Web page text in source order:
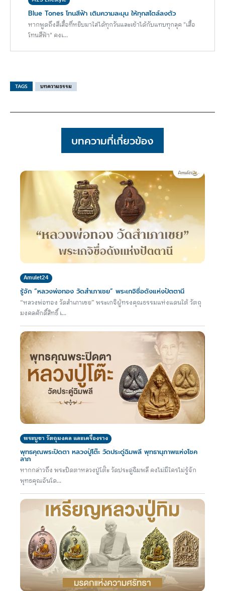
Blue Tones โทนสีฟ้า เติมความละมุน ให้ทุกสไตล์ลงตัว
หากพูดถึงสีเสื้อที่หยิบมาใส่ได้ทุกวันและเข้าได้กับแทบทุกลุค "เสื้อ
โทนสีฟ้า" คงเ...
TAGS บทความธรรม
บทความที่เกี่ยวข้อง
Amulet24
รู้จัก “หลวงพ่อทอง วัดสำเภาเชย” พระเกจิชื่อดังแห่งปัตตานี
“หลวงพ่อทอง วัดสำเภาเชย” พระเกจิผู้ทรงคุณธรรมแห่งแดนใต้ วัตถุ
มงคลศักดิ์สิทธิ์ เ...
พระบูชา วัตถุมงคล และเครื่องราง
พุทธคุณพระปิดตา หลวงปู่โต๊ะ วัดประดู่ฉิมพลี พุทธานุภาพแห่งโชค
ลาภ
หากกล่าวถึง พระปิดตาหลวงปู่โต๊ะ วัดประดู่ฉิมพลี คงไม่มีใครไม่รู้จัก
พุทธคุณอันโด...